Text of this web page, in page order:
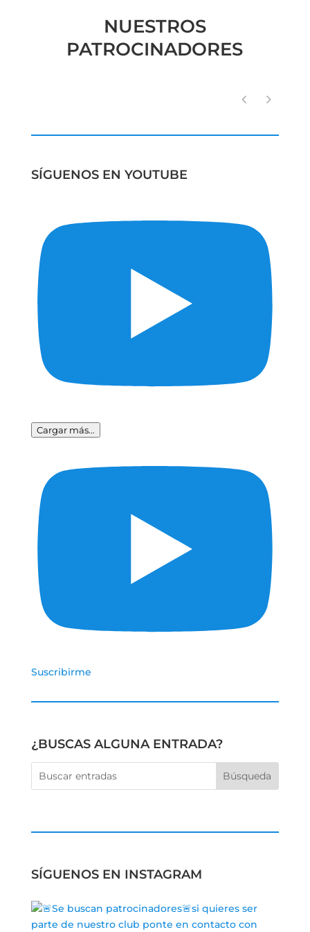
NUESTROS
PATROCINADORES
SÍGUENOS EN YOUTUBE
Cargar más...
Suscribirme
¿BUSCAS ALGUNA ENTRADA?
SÍGUENOS EN INSTAGRAM